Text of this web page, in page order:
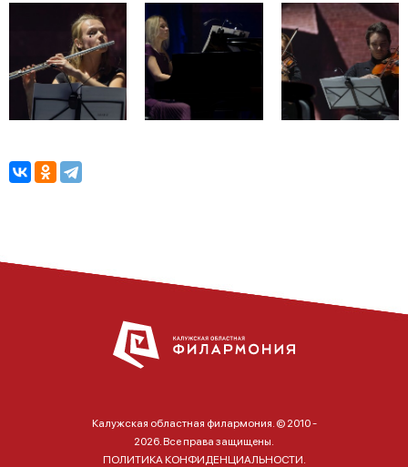
Калужская областная филармония. © 2010 -
2026. Все права защищены.
ПОЛИТИКА КОНФИДЕНЦИАЛЬНОСТИ.